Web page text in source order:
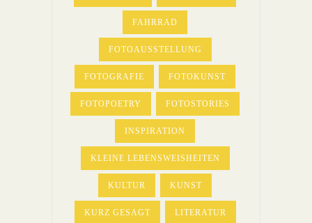
FAHRRAD
FOTOAUSSTELLUNG
FOTOGRAFIE FOTOKUNST
FOTOPOETRY FOTOSTORIES
INSPIRATION
KLEINE LEBENSWEISHEITEN
KULTUR KUNST
KURZ GESAGT LITERATUR